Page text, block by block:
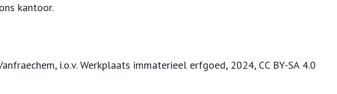
kantoor.
i.o.v. Werkplaats immaterieel erfgoed, 2024, CC BY-SA 4.0